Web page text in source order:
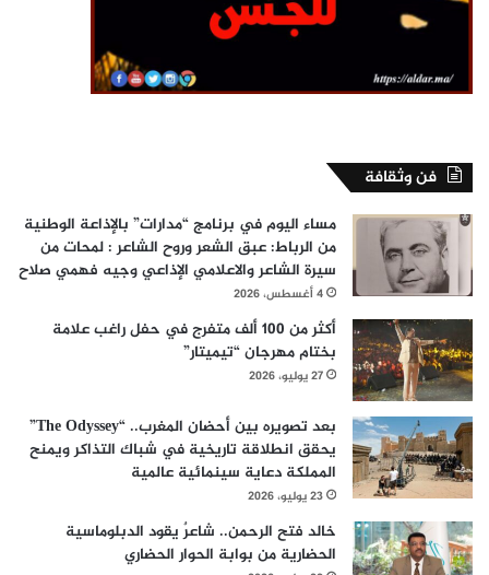
فن وثقافة
مساء اليوم في برنامج “مدارات” بالإذاعة الوطنية
من الرباط: عبق الشعر وروح الشاعر : لمحات من
سيرة الشاعر والاعلامي الإذاعي وجيه فهمي صلاح
4 أغسطس، 2026
أكثر من 100 ألف متفرج في حفل راغب علامة
بختام مهرجان “تيميتار”
27 يوليو، 2026
بعد تصويره بين أحضان المغرب.. “The Odyssey”
يحقق انطلاقة تاريخية في شباك التذاكر ويمنح
المملكة دعاية سينمائية عالمية
23 يوليو، 2026
خالد فتح الرحمن.. شاعرٌ يقود الدبلوماسية
الحضارية من بوابة الحوار الحضاري